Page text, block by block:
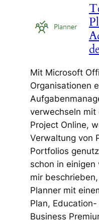
Mit Microsoft
Organisationen
verwechseln
Project Online,
Verwaltung von
Portfolios
schon in
mir
Planner mit
Plan,
Business